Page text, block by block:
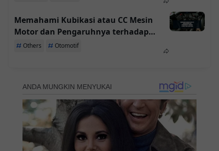
Memahami Kubikasi atau CC Mesin
Motor dan Pengaruhnya terhadap
Tenaga yang Dihasilkan
Others Otomotif